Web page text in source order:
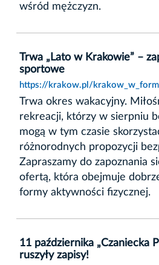
wśród mężczyzn.
Trwa „Lato w Krakowie” –
sportowe
https://krakow.pl/
Trwa okres wakacyjny.
rekreacji, którzy w sierpniu
mogą w tym czasie
różnorodnych propozycji
Zapraszamy do zapoznania
ofertą, która obejmuje
formy aktywności fizycznej.
11 października „Czaniecka
ruszyły zapisy!